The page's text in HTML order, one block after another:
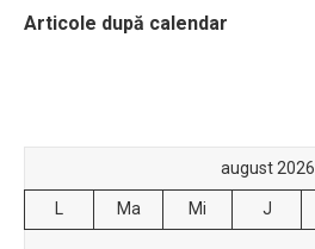
Articole după calendar
august 2026
L Ma Mi J